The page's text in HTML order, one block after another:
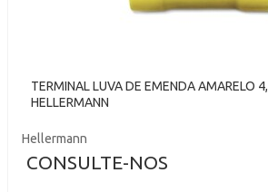
TERMINAL LUVA DE EMENDA AMARELO
HELLERMANN
Hellermann
CONSULTE-NOS